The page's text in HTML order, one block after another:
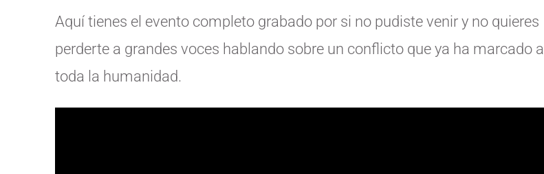
Aquí tienes el evento completo grabado por si no pudiste venir y no quieres
perderte a grandes voces hablando sobre un conflicto que ya ha marcado a
toda la humanidad.